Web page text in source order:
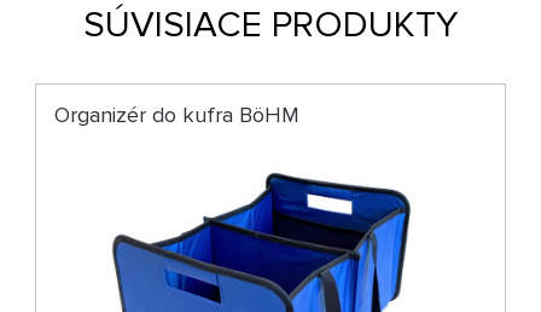
SÚVISIACE PRODUKTY
Organizér do kufra BöHM